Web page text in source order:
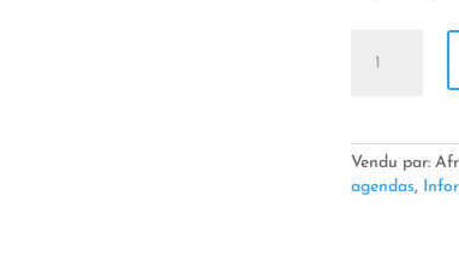
Processeur
i3-
14100F
Vendu par:
agendas,